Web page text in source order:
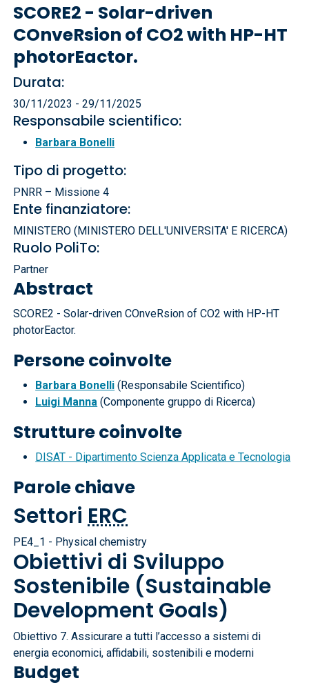
SCORE2 - Solar-driven
COnveRsion of CO2 with HP-HT
photorEactor.
Durata:
30/11/2023 - 29/11/2025
Responsabile scientifico:
Barbara Bonelli
Tipo di progetto:
PNRR – Missione 4
Ente finanziatore:
MINISTERO (MINISTERO DELL'UNIVERSITA' E RICERCA)
Ruolo PoliTo:
Partner
Abstract
SCORE2 - Solar-driven COnveRsion of CO2 with HP-HT
photorEactor.
Persone coinvolte
Barbara Bonelli (Responsabile Scientifico)
Luigi Manna (Componente gruppo di Ricerca)
Strutture coinvolte
DISAT - Dipartimento Scienza Applicata e Tecnologia
Parole chiave
Settori ERC
PE4_1 - Physical chemistry
Obiettivi di Sviluppo
Sostenibile (Sustainable
Development Goals)
Obiettivo 7. Assicurare a tutti l’accesso a sistemi di
energia economici, affidabili, sostenibili e moderni
Budget